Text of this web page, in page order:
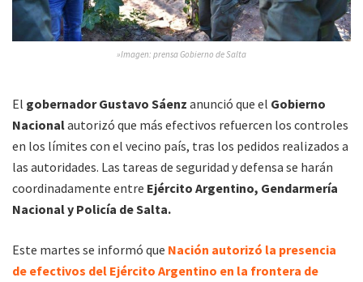
»Imagen: prensa Gobierno de Salta
El gobernador Gustavo Sáenz anunció que el Gobierno
Nacionalautorizó que más efectivos refuercen los controles
en los límites con el vecino país, tras los pedidos realizados a
las autoridades. Las tareas de seguridad y defensa se harán
coordinadamente entre Ejército Argentino, Gendarmería
Nacional y Policía de Salta.
Este martes se informó que Nación autorizó la presencia
de efectivos del Ejército Argentino en la frontera de